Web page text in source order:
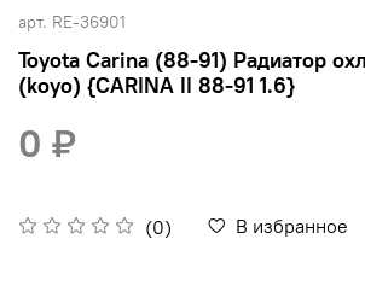
арт. RE-36901
Toyota Carina (88-91) Радиатор
(koyo) {CARINA II 88-91 1.6}
(0) В избранное
0 ₽